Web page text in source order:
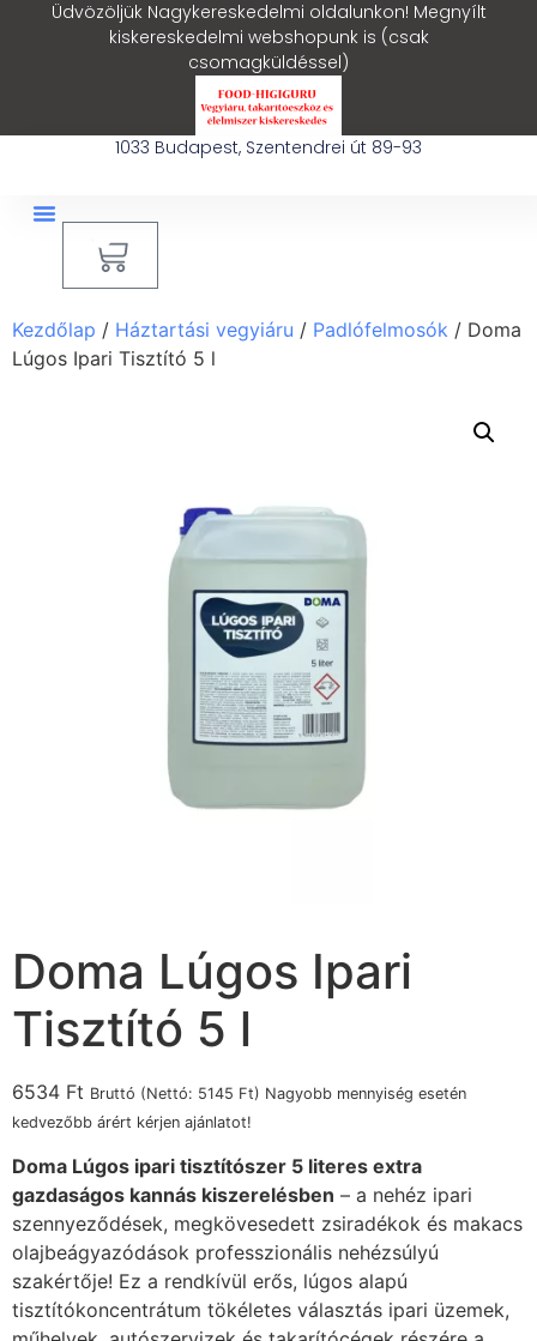
Üdvözöljük Nagykereskedelmi oldalunkon! Megnyílt
kiskereskedelmi webshopunk is (csak
csomagküldéssel)
1033 Budapest, Szentendrei út 89-93
Kezdőlap / Háztartási vegyiáru / Padlófelmosók / Doma
Lúgos Ipari Tisztító 5 l
Doma Lúgos Ipari
Tisztító 5 l
6534 Ft Bruttó (Nettó: 5145 Ft) Nagyobb mennyiség esetén
kedvezőbb árért kérjen ajánlatot!
Doma Lúgos ipari tisztítószer 5 literes extra
gazdaságos kannás kiszerelésben – a nehéz ipari
szennyeződések, megkövesedett zsiradékok és makacs
olajbeágyazódások professzionális nehézsúlyú
szakértője! Ez a rendkívül erős, lúgos alapú
tisztítókoncentrátum tökéletes választás ipari üzemek,